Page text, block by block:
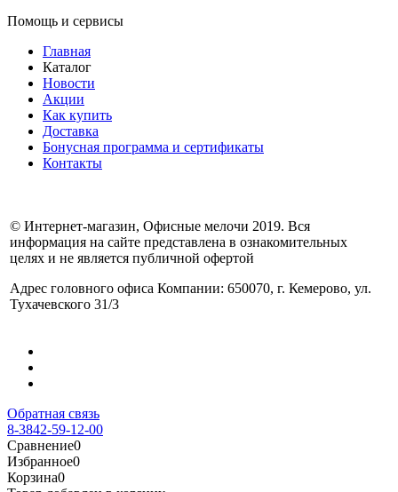
Помощь и сервисы
Главная
Каталог
Новости
Акции
Как купить
Доставка
Бонусная программа и сертификаты
Контакты
© Интернет-магазин, Офисные мелочи 2019. Вся
информация на сайте представлена в ознакомительных
целях и не является публичной офертой
Адрес головного офиса Компании: 650070, г. Кемерово, ул.
Тухачевского 31/3
Обратная связь
8-3842-59-12-00
Сравнение0
Избранное0
Корзина0